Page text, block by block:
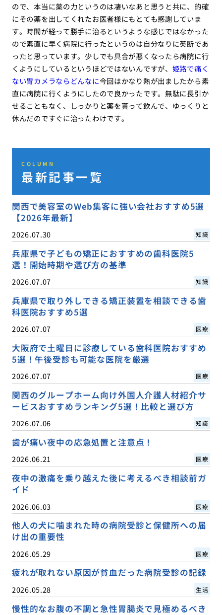
ので、本当に薬の力というのは凄いなあと思うと共に、的確
にその薬を出してくれたお医者様にもとても感謝していま
す。時間が経って勝手に治るというような感じではなかった
ので素直に早く病院に行ったというのは自分なりに英断であ
ったと思っています。少しでも具合が悪くなったら病院に行
くようにしているというほどではないんですが、 姫路で痛く
ない胃カメラならどんなに今回はかなり熱が出ましたから素
直に病院に行くようにしたので良かったです。無駄に長引か
せることもなく、しっかりと薬を貰って飲んで、ゆっくりと
休んだのですぐに治ったわけです。
COLUMN
最新記事一覧
関西で美容室のWeb集客に強い会社おすすめ5選
【2026年最新】
2026.07.30 知識
兵庫県で子どもの矯正におすすめの歯科医院5
選！開始時期や選び方の基準
2026.07.07 知識
兵庫県で取り外しできる矯正装置を相談できる歯
科医院おすすめ5選
2026.07.07 医療
大阪府で土曜日に診療している歯科医院おすすめ
5選！午後受診も可能な医院を厳選
2026.07.07 医療
関西のグループホーム向け外国人介護人材紹介サ
ービスおすすめランキング5選！比較と選び方
2026.07.06 知識
歯が痛い夜中の応急処置と注意点！
2026.06.21 医療
夜中の激痛を乗り越えた後に考えるべき相談前ガ
イド
2026.06.03 医療
他人の犬に噛まれた時の病院受診と保健所への届
け出の重要性
2026.05.29 医療
疲れが取れない原因が貧血だった病院受診の記録
2026.05.28 生活
慢性的なお腹の不調と急性胃腸炎で見極めるべき